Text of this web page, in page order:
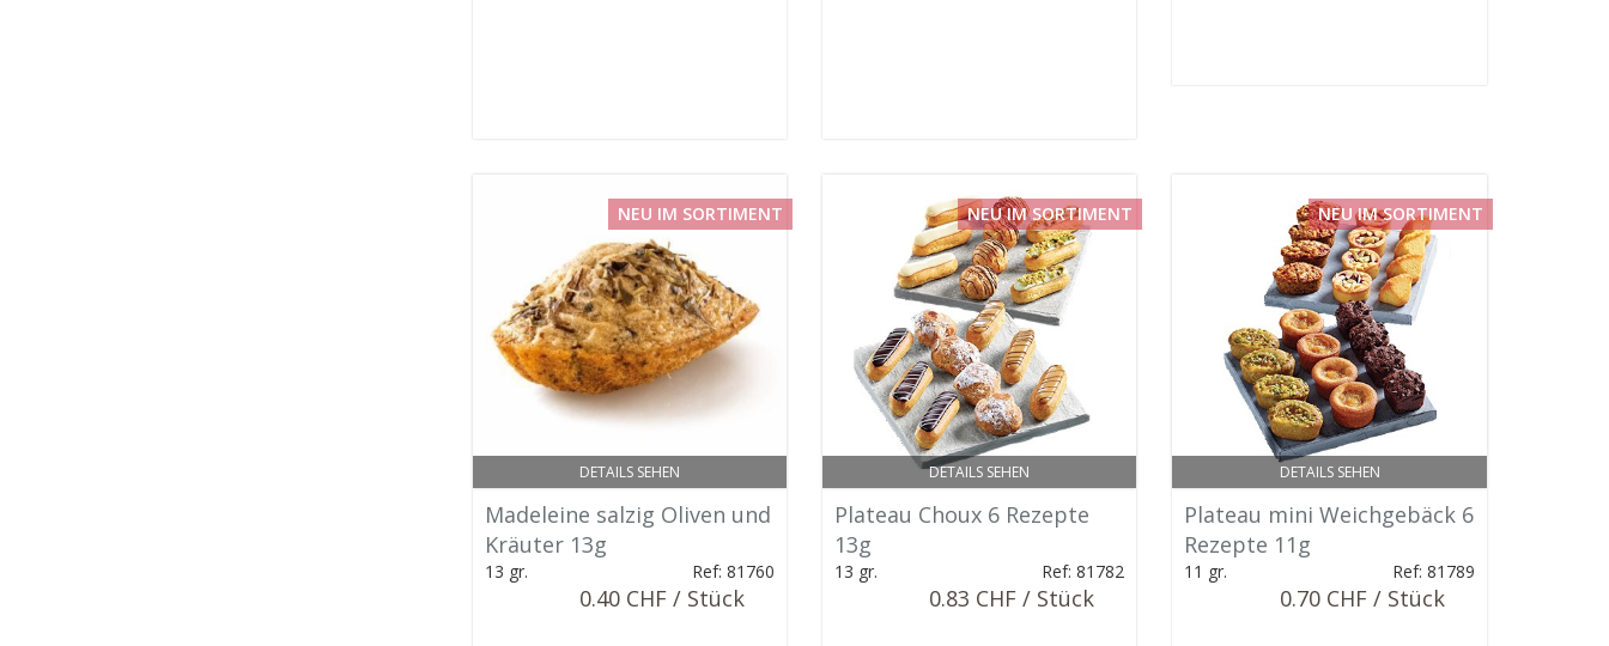
DETAILS SEHEN
NEU IM SORTIMENT
Madeleine salzig Oliven und
Kräuter 13g
13 gr. Ref: 81760
0.40 CHF / Stück
DETAILS SEHEN
NEU IM SORTIMENT
Plateau Choux 6 Rezepte
13g
13 gr. Ref: 81782
0.83 CHF / Stück
DETAILS SEHEN
NEU IM SORTIMENT
Plateau mini Weichgebäck 6
Rezepte 11g
11 gr. Ref: 81789
0.70 CHF / Stück